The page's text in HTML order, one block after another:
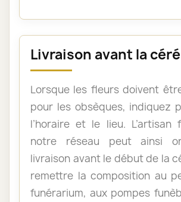
Livraison avant la
Lorsque les fleurs doivent
pour les obsèques, indiquez
l’horaire et le lieu. L’artisan
notre réseau peut ainsi
livraison avant le début de la
remettre la composition au
funérarium, aux pompes